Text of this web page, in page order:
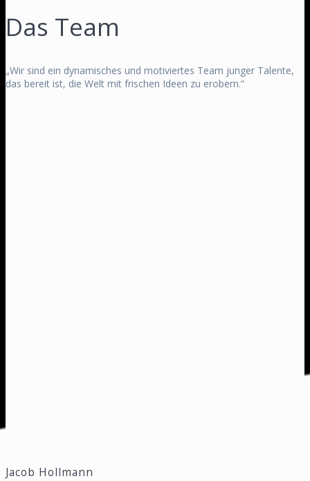
Das Team
„Wir sind ein dynamisches und motiviertes Team junger Talente,
das bereit ist, die Welt mit frischen Ideen zu erobern.“
Jacob Hollmann